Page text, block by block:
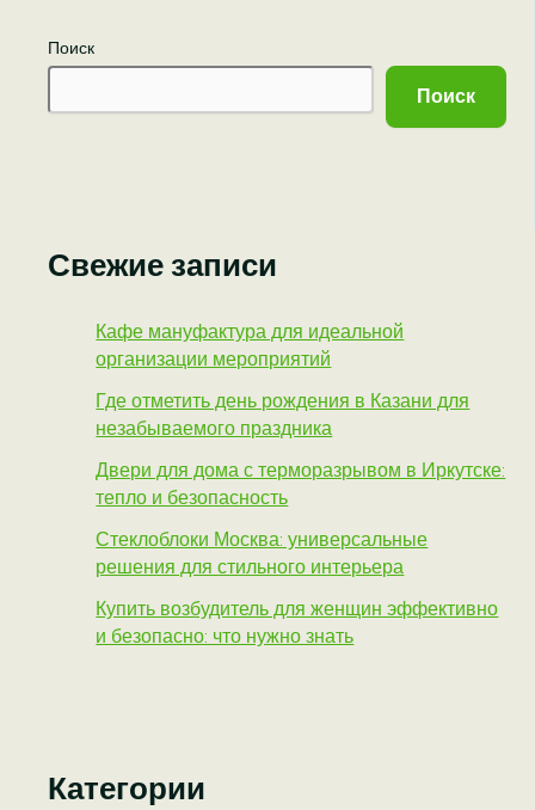
Поиск
Поиск
Свежие записи
Кафе мануфактура для идеальной
организации мероприятий
Где отметить день рождения в Казани для
незабываемого праздника
Двери для дома с терморазрывом в Иркутске:
тепло и безопасность
Стеклоблоки Москва: универсальные
решения для стильного интерьера
Купить возбудитель для женщин эффективно
и безопасно: что нужно знать
Категории